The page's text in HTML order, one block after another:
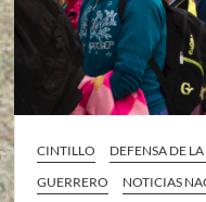
CINTILLO
DEFENSA DE
GUERRERO
NOTICIAS